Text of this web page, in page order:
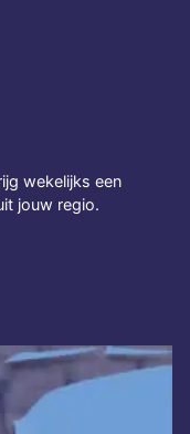
wekelijks een
jouw regio.